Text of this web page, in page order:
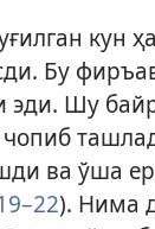
кун
Бу
эди. Шу
ва ўша
). Нима